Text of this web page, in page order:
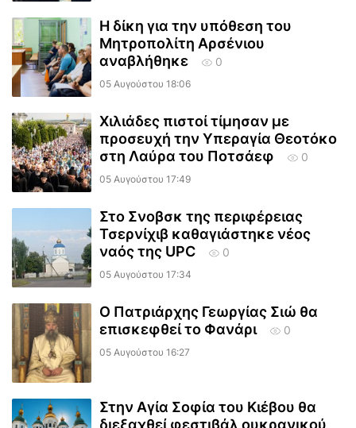
Η δίκη για την υπόθεση του
Μητροπολίτη Αρσένιου
αναβλήθηκε
0
05 Αυγούστου 18:06
Χιλιάδες πιστοί τίμησαν με
προσευχή την Υπεραγία Θεοτόκο
στη Λαύρα του Ποτσάεφ
0
05 Αυγούστου 17:49
Στο Σνοβσκ της περιφέρειας
Τσερνίχιβ καθαγιάστηκε νέος
ναός της UPC
0
05 Αυγούστου 17:34
Ο Πατριάρχης Γεωργίας Σιώ θα
επισκεφθεί το Φανάρι
0
05 Αυγούστου 16:27
Στην Αγία Σοφία του Κιέβου θα
διεξαχθεί φεστιβάλ ουκρανικού